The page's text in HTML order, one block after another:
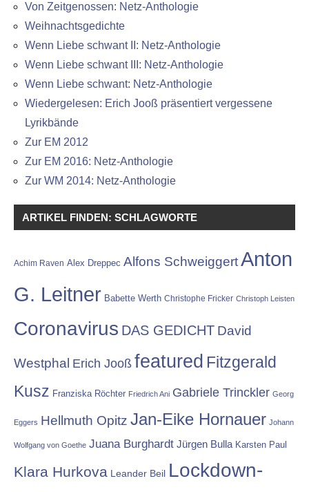
Von Zeitgenossen: Netz-Anthologie
Weihnachtsgedichte
Wenn Liebe schwant II: Netz-Anthologie
Wenn Liebe schwant III: Netz-Anthologie
Wenn Liebe schwant: Netz-Anthologie
Wiedergelesen: Erich Jooß präsentiert vergessene
Lyrikbände
Zur EM 2012
Zur EM 2016: Netz-Anthologie
Zur WM 2014: Netz-Anthologie
ARTIKEL FINDEN: SCHLAGWORTE
Achim Raven Alex Dreppec Alfons SchweiggertAnton
G. Leitner Babette Werth Christophe Fricker Christoph Leisten
Coronavirus DAS GEDICHT David
Westphal Erich Jooß featured Fitzgerald
Kusz Franziska Röchter Friedrich Ani Gabriele Trinckler Georg
Eggers Hellmuth Opitz Jan-Eike Hornauer Johann
Wolfgang von Goethe Juana Burghardt Jürgen Bulla Karsten Paul
Klara Hurkova Leander Beil Lockdown-